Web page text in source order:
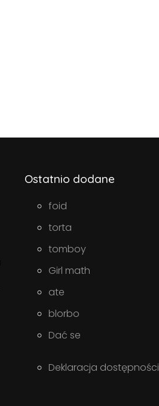
Ostatnio dodane
foid
torta
tomboy
Girl math
ate
blorbo
Dać se
Deklaracja dostępności